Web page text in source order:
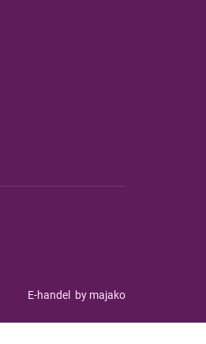
E-handel by majako